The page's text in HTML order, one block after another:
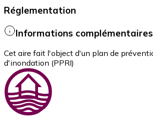
Réglementation
Informations
Cet aire fait l'object d'un plan de
d'inondation (PPRI)